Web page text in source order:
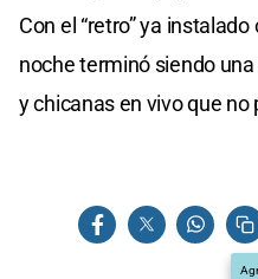
Con el “retro” ya
noche terminó siendo
y chicanas en vivo que